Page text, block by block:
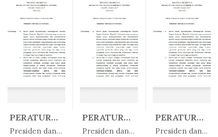
PERATURAN PRESIDEN REPUBLIK INDO...
Presiden dan Wakil Presiden
In Peratur...
PERATURAN PRESIDEN REPUBLIK INDO...
Presiden dan Wakil Presiden
In Peratur...
PERATURAN PRESIDEN REPUBLIK INDO...
Presiden dan Wakil Presiden
In Peratur...